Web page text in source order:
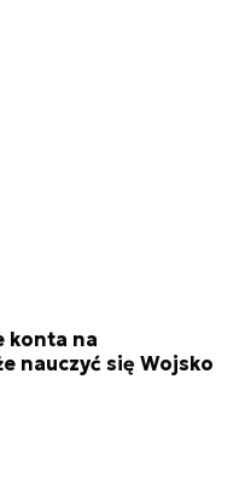
konta na
nauczyć się Wojsko